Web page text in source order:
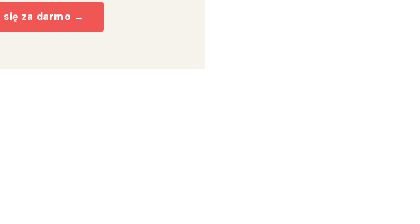
się za darmo →